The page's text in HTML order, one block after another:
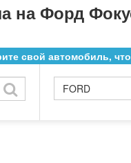
на Форд
свой автомобиль,
FORD